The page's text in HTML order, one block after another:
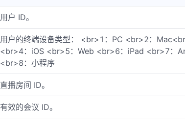
用户 ID。
用户的终端设备类型： <br>1：PC <br>2：
<br>4：iOS <br>5：Web <br>6：iPad <br>7：
<br>8：小程序
直播房间 ID。
有效的会议 ID。